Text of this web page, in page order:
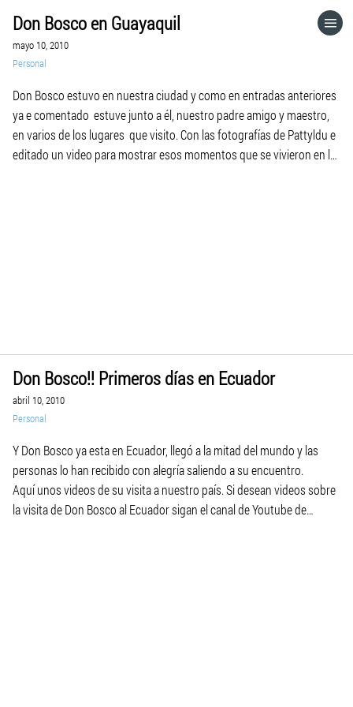
Don Bosco en Guayaquil
mayo 10, 2010
Personal
Don Bosco estuvo en nuestra ciudad y como en entradas anteriores
ya e comentado estuve junto a él, nuestro padre amigo y maestro,
en varios de los lugares que visito. Con las fotografías de Pattyldu e
editado un video para mostrar esos momentos que se vivieron en la
Don Bosco!! Primeros días en Ecuador
abril 10, 2010
Personal
Y Don Bosco ya esta en Ecuador, llegó a la mitad del mundo y las
personas lo han recibido con alegría saliendo a su encuentro.
Aquí unos videos de su visita a nuestro país. Si desean videos sobre
la visita de Don Bosco al Ecuador sigan el canal de Youtube de
HOME
IR A